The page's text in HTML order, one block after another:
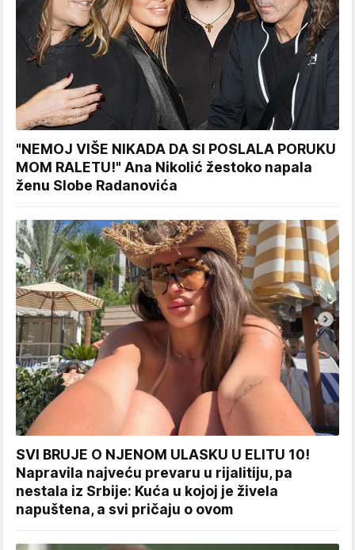
"NEMOJ VIŠE NIKADA DA SI POSLALA PORUKU
MOM RALETU!" Ana Nikolić žestoko napala
ženu Slobe Radanovića
SVI BRUJE O NJENOM ULASKU U ELITU 10!
Napravila najveću prevaru u rijalitiju, pa
nestala iz Srbije: Kuća u kojoj je živela
napuštena, a svi pričaju o ovom